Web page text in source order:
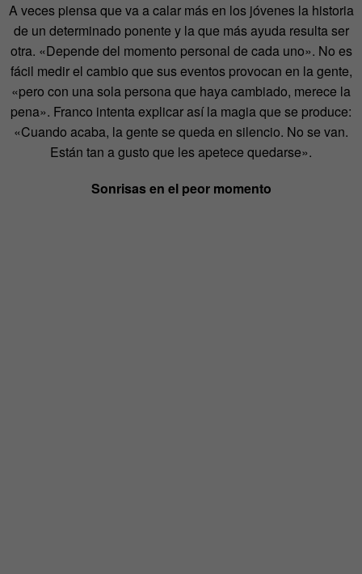
A veces piensa que va a calar más en los jóvenes la historia
de un determinado ponente y la que más ayuda resulta ser
otra. «Depende del momento personal de cada uno». No es
fácil medir el cambio que sus eventos provocan en la gente,
«pero con una sola persona que haya cambiado, merece la
pena». Franco intenta explicar así la magia que se produce:
«Cuando acaba, la gente se queda en silencio. No se van.
Están tan a gusto que les apetece quedarse».
Sonrisas en el peor momento